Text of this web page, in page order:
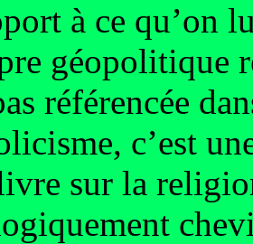
à ce qu’on
géopolitique
référencée
c’est
sur la